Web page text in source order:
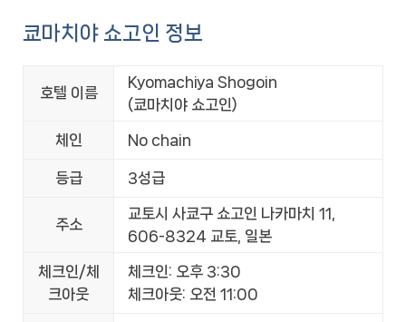
쿄마치야 쇼고인 정보
호텔 이름
Kyomachiya Shogoin
(쿄마치야 쇼고인)
체인 No chain
등급 3성급
주소
교토시 사쿄구 쇼고인 나카마치 11,
606-8324 교토, 일본
체크인/체
크아웃
체크인: 오후 3:30
체크아웃: 오전 11:00